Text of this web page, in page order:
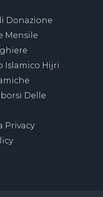
Donazione
Mensile
Islamico Hijri
Delle
Privacy